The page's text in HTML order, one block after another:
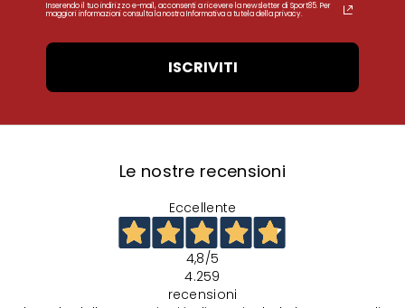
Inserendo il tuo indirizzo e-mail, acconsenti a ricevere la newsletter di Sport85. Per
maggiori informazioni consulta la nostra Informativa a tutela della privacy.
ISCRIVITI
Le nostre recensioni
Eccellente
4,8/5
4.259
recensioni